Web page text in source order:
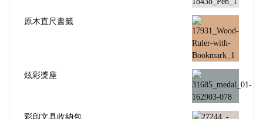
原木直尺書籤
炫彩獎座
彩印文具收納包